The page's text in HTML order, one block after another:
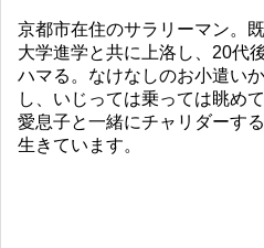
京都市在住のサラリーマン。既
大学進学と共に上洛し、20代
ハマる。なけなしのお小遣い
し、いじっては乗っては眺め
愛息子と一緒にチャリダーす
生きています。